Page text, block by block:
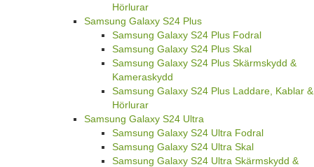
Hörlurar
Samsung Galaxy S24 Plus
Samsung Galaxy S24 Plus Fodral
Samsung Galaxy S24 Plus Skal
Samsung Galaxy S24 Plus Skärmskydd &
Kameraskydd
Samsung Galaxy S24 Plus Laddare, Kablar &
Hörlurar
Samsung Galaxy S24 Ultra
Samsung Galaxy S24 Ultra Fodral
Samsung Galaxy S24 Ultra Skal
Samsung Galaxy S24 Ultra Skärmskydd &